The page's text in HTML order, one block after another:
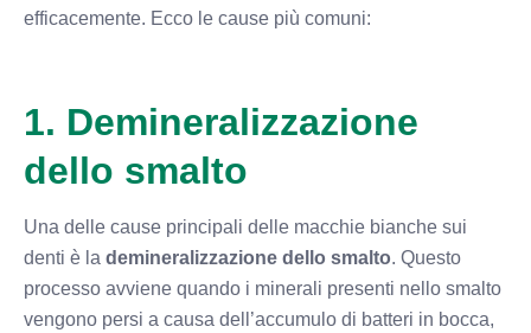
efficacemente. Ecco le cause più comuni:
1. Demineralizzazione
dello smalto
Una delle cause principali delle macchie bianche sui
denti è la demineralizzazione dello smalto. Questo
processo avviene quando i minerali presenti nello smalto
vengono persi a causa dell’accumulo di batteri in bocca,